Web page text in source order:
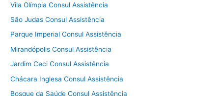
Vila Olímpia Consul Assistência
São Judas Consul Assistência
Parque Imperial Consul Assistência
Mirandópolis Consul Assistência
Jardim Ceci Consul Assistência
Chácara Inglesa Consul Assistência
Bosque da Saúde Consul Assistência